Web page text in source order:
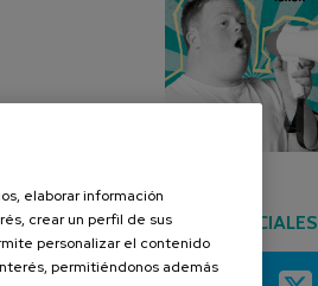
REDES SOCIALES
elaborar información
crear un perfil de sus
personalizar el contenido
permitiéndonos además